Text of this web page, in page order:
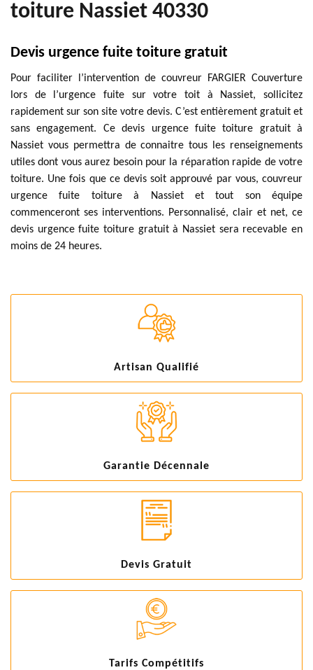
toiture Nassiet 40330
Devis urgence fuite toiture gratuit
Pour faciliter l’intervention de couvreur FARGIER Couverture
lors de l’urgence fuite sur votre toit à Nassiet, sollicitez
rapidement sur son site votre devis. C’est entièrement gratuit et
sans engagement. Ce devis urgence fuite toiture gratuit à
Nassiet vous permettra de connaitre tous les renseignements
utiles dont vous aurez besoin pour la réparation rapide de votre
toiture. Une fois que ce devis soit approuvé par vous, couvreur
urgence fuite toiture à Nassiet et tout son équipe
commenceront ses interventions. Personnalisé, clair et net, ce
devis urgence fuite toiture gratuit à Nassiet sera recevable en
moins de 24 heures.
Artisan Qualifié
Garantie Décennale
Devis Gratuit
Tarifs Compétitifs